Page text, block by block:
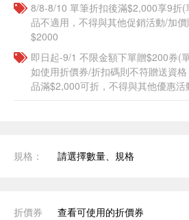
8/8-8/10 單筆折扣後滿$2,000享9折
品不適用，不得與其他促銷活動/加
$2000
即日起-9/1 不限金額下單贈$200券(
如使用折價券/折扣碼則不符贈送資
品滿$2,000可折，不得與其他優惠活
規格： 請選擇數量、規格
折價券 查看可使用的折價券